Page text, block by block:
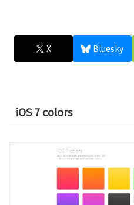
X Bluesky
iOS 7 colors